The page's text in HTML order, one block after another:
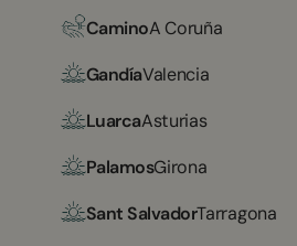
CaminoA Coruña
GandíaValencia
LuarcaAsturias
PalamosGirona
Sant SalvadorTarragona